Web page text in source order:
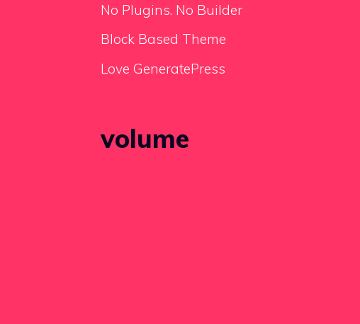
No Plugins. No Builder
Block Based Theme
Love GeneratePress
volume